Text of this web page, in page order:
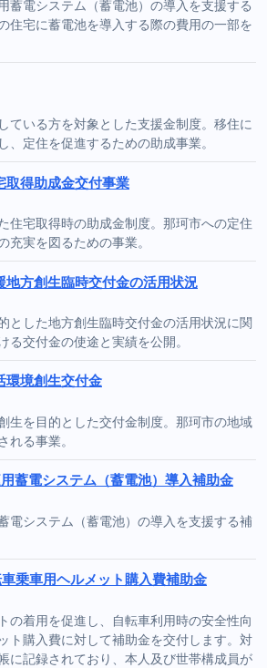
蓄電システム（蓄電池）の導入を支援する
住宅に蓄電池を導入する際の費用の一部を
ている方を対象とした支援金制度。移住に
、定住を促進するための助成事業。
取得助成金交付事業
住宅取得時の助成金制度。那珂市への定住
充実を図るための事業。
地方創生臨時交付金の活用状況
とした地方創生臨時交付金の活用状況に関
る交付金の使途と実績を公開。
環境創生交付金
生を目的とした交付金制度。那珂市の地域
れる事業。
蓄電システム（蓄電池）導入補助金
電システム（蓄電池）の導入を支援する補
乗車用ヘルメット購入費補助金
の着用を促進し、自転車利用時の安全性向
ト購入費に対して補助金を交付します。対
に記録されており、本人及び世帯構成員が